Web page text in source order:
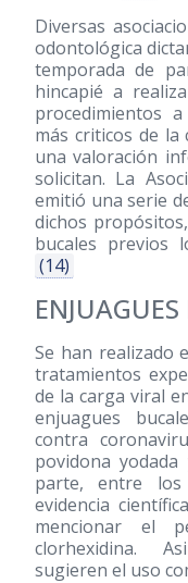
Diversas
odontológica
temporada de
hincapié a
procedimientos
más criticos de la
una valoración
solicitan. La
emitió una serie
dichos
bucales previos
(14)
Se han realizado
tratamientos
de la carga viral
enjuagues
contra
povidona
parte, entre
evidencia
mencionar el
clorhexidina.
sugieren el uso